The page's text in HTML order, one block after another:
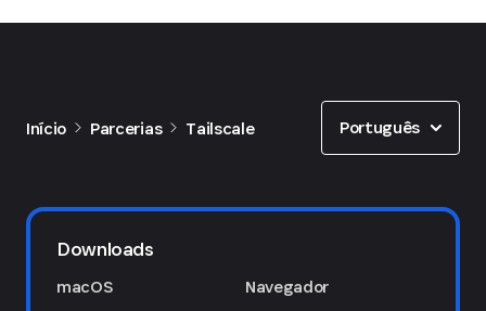
Início Parcerias Tailscale Português
Downloads
macOS Navegador